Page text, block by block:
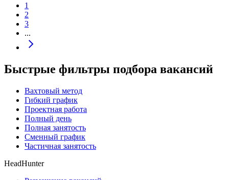
1
2
3
...
Быстрые фильтры подбора вакансий
Вахтовый метод
Гибкий график
Проектная работа
Полный день
Полная занятость
Сменный график
Частичная занятость
HeadHunter